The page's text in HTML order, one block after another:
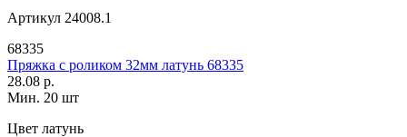
Артикул 24008.1
68335
Пряжка с роликом 32мм латунь 68335
28.08 р.
Мин. 20 шт
Цвет латунь